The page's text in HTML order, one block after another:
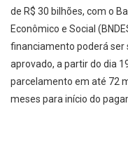
de R$ 30 bilhões, com o
Econômico e Social
financiamento poderá ser
aprovado, a partir do dia
parcelamento em até 72
meses para início do